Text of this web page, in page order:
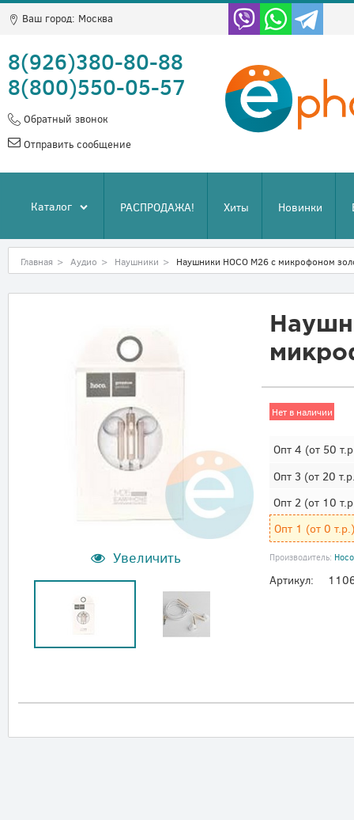
Ваш город: Москва
8(926)380-80-88
8(800)550-05-57
Обратный звонок
Отправить сообщение
Каталог РАСПРОДАЖА! Хиты Новинки
Главная > Аудио > Наушники > Наушники HOCO M26 с микрофоном
Увеличить
Нет в наличии
Опт 4 (от 50
Опт 3 (от 20
Опт 2(от 10
Опт 1 (от 0 т.р.)
Производитель: Hoco
Артикул: